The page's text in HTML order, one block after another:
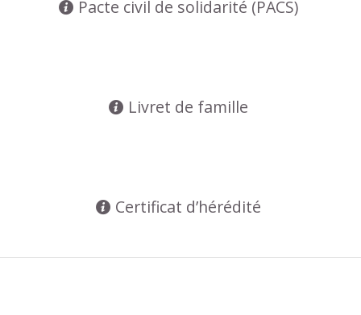
Pacte civil de solidarité (PACS)
Livret de famille
Certificat d’hérédité